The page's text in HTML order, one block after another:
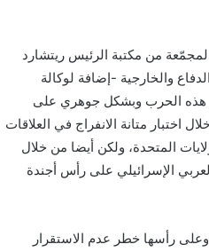
من مكتبة الرئيس ريتشارد
والخارجية -إضافة لوكالة
هذه الحرب وبشكل جوهري على
اختبار متانة الانفراج في العلاقات
المتحدة، ولكن أيضا من خلال
الإسرائيلي على رأس أجندة
رأسها خطر عدم الاستقرار